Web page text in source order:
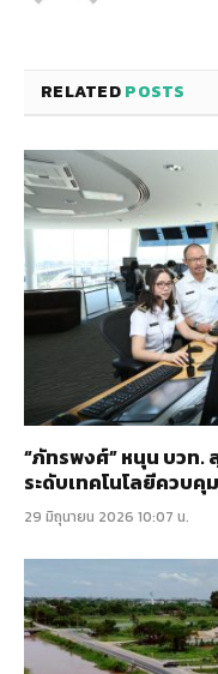
RELATEDPOSTS
“ภัทรพงศ์” หนุน บวท.
ระดับเทคโนโลยีควบคุ
29 มิถุนายน 2026 10:07 น.